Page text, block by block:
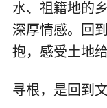
水、祖籍地的
深厚情感。回
抱，感受土地
寻根，是回到